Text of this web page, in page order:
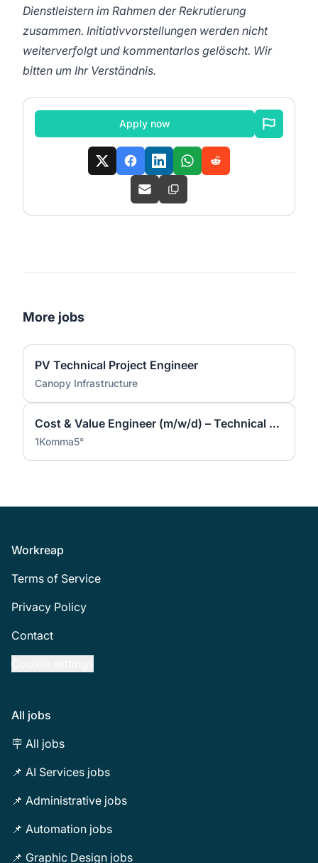
Dienstleistern im Rahmen der Rekrutierung
zusammen. Initiativvorstellungen werden nicht
weiterverfolgt und kommentarlos gelöscht. Wir
bitten um Ihr Verständnis.
Apply now
More jobs
PV Technical Project Engineer
Canopy Infrastructure
Cost & Value Engineer (m/w/d) – Technical Procurement Expert | Power Electronics & Battery System
1Komma5°
Footer
Workreap
Terms of Service
Privacy Policy
Contact
All jobs
🪧 All jobs
📌 AI Services jobs
📌 Administrative jobs
📌 Automation jobs
📌 Graphic Design jobs